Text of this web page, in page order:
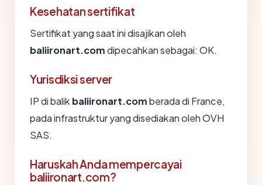
Kesehatan sertifikat
Sertifikat yang saat ini disajikan oleh
baliironart.comdipecahkan sebagai: OK.
Yurisdiksi server
IP di balik baliironart.comberada di France,
pada infrastruktur yang disediakan oleh OVH
SAS.
Haruskah Anda mempercayai
baliironart.com?